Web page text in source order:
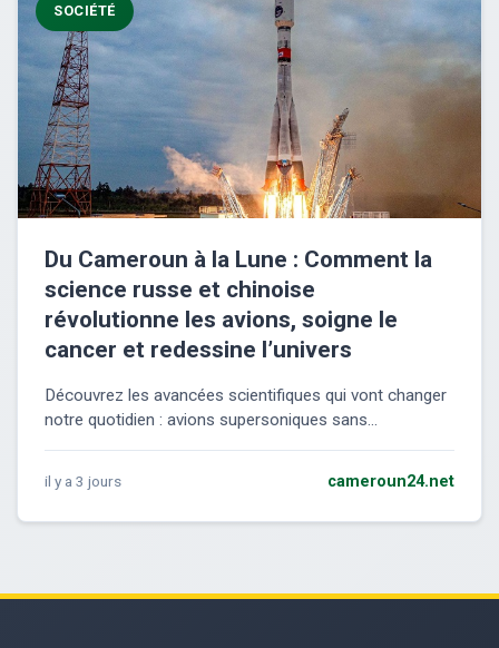
SOCIÉTÉ
Du Cameroun à la Lune : Comment la
science russe et chinoise
révolutionne les avions, soigne le
cancer et redessine l’univers
Découvrez les avancées scientifiques qui vont changer
notre quotidien : avions supersoniques sans...
il y a 3 jours cameroun24.net